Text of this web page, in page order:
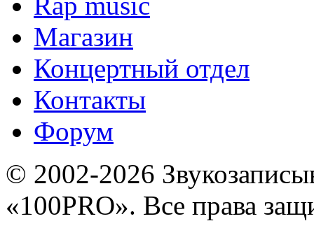
Магазин
Концертный отдел
Контакты
Форум
© 2002-2026
«100PRO». Все права